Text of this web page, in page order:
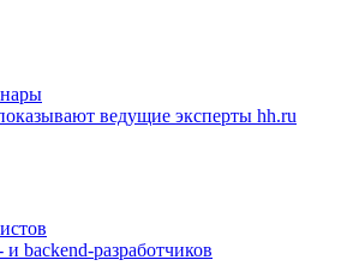
ведущие эксперты hh.ru
backend-разработчиков